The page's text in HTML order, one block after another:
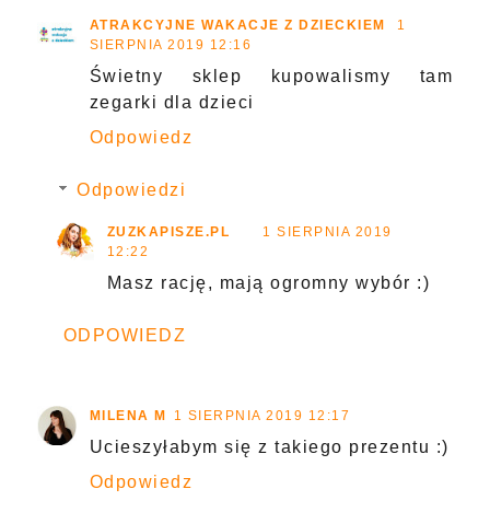
ATRAKCYJNE WAKACJE Z DZIECKIEM
1
SIERPNIA 2019 12:16
Świetny sklep kupowalismy tam
zegarki dla dzieci
Odpowiedz
Odpowiedzi
ZUZKAPISZE.PL
1 SIERPNIA 2019
12:22
Masz rację, mają ogromny wybór :)
ODPOWIEDZ
MILENA M 1 SIERPNIA 2019 12:17
Ucieszyłabym się z takiego prezentu :)
Odpowiedz